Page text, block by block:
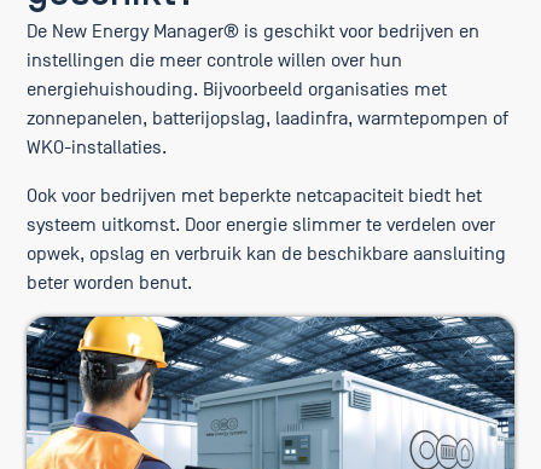
De New Energy Manager® is geschikt voor bedrijven en
instellingen die meer controle willen over hun
energiehuishouding. Bijvoorbeeld organisaties met
zonnepanelen, batterijopslag, laadinfra, warmtepompen of
WKO-installaties.
Ook voor bedrijven met beperkte netcapaciteit biedt het
systeem uitkomst. Door energie slimmer te verdelen over
opwek, opslag en verbruik kan de beschikbare aansluiting
beter worden benut.